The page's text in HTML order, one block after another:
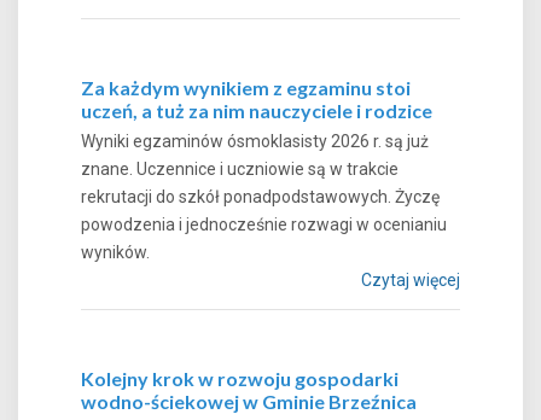
Za każdym wynikiem z egzaminu stoi
uczeń, a tuż za nim nauczyciele i rodzice
Wyniki egzaminów ósmoklasisty 2026 r. są już
znane. Uczennice i uczniowie są w trakcie
rekrutacji do szkół ponadpodstawowych. Życzę
powodzenia i jednocześnie rozwagi w ocenianiu
wyników.
Czytaj więcej
Kolejny krok w rozwoju gospodarki
wodno-ściekowej w Gminie Brzeźnica